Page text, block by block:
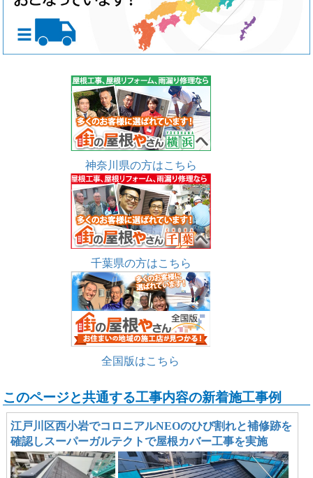
神奈川県の方はこちら
千葉県の方はこちら
全国版はこちら
このページと共通する工事内容の新着施工事例
江戸川区西小岩でコロニアルNEOのひび割れと補修跡を
確認しスーパーガルテクトで屋根カバー工事を実施